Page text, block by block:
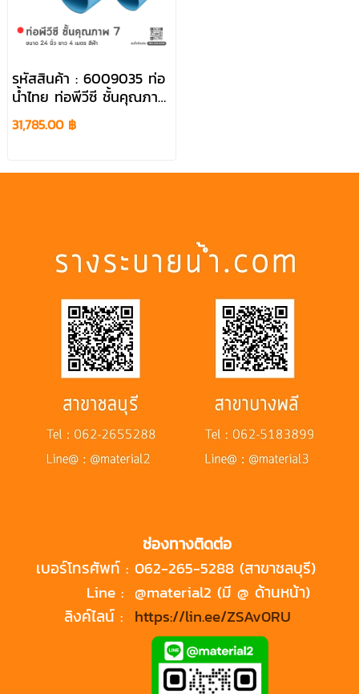
รหัสสินค้า : 6009035 ท่อ
น้ำไทย ท่อพีวีซี ชั้นคุณภาพ
7 ขนาด 24 นิ้ว ยาว 4
เมตร สีฟ้า
31,785.00 ฿
ช่องทางติดต่อ
เบอร์โทรศัพท์ : 062-265-5288 (สาขาชลบุรี)
Line : @material2 (มี @ ด้านหน้า)
ลิงค์ไลน์ : https://lin.ee/ZSAv0RU